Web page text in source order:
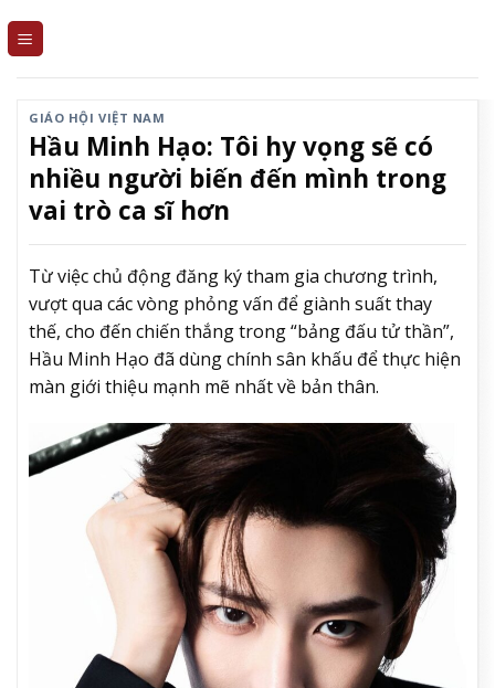
GIÁO HỘI VIỆT NAM
Hầu Minh Hạo: Tôi hy vọng sẽ có
nhiều người biến đến mình trong
vai trò ca sĩ hơn
Từ việc chủ động đăng ký tham gia chương trình,
vượt qua các vòng phỏng vấn để giành suất thay
thế, cho đến chiến thắng trong “bảng đấu tử thần”,
Hầu Minh Hạo đã dùng chính sân khấu để thực hiện
màn giới thiệu mạnh mẽ nhất về bản thân.